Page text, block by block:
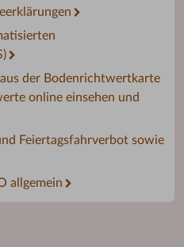
der Bodenrichtwertkarte
online einsehen und
Feiertagsfahrverbot sowie
allgemein